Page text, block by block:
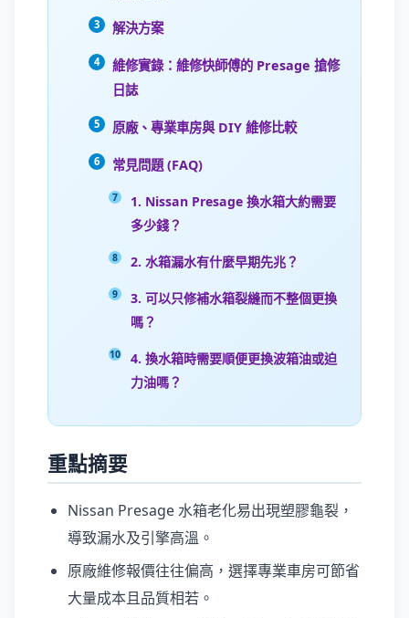
解決方案
維修實錄：維修快師傅的 Presage 搶修
日誌
原廠、專業車房與 DIY 維修比較
常見問題 (FAQ)
1. Nissan Presage 換水箱大約需要
多少錢？
2. 水箱漏水有什麼早期先兆？
3. 可以只修補水箱裂縫而不整個更換
嗎？
4. 換水箱時需要順便更換波箱油或迫
力油嗎？
重點摘要
Nissan Presage 水箱老化易出現塑膠龜裂，
導致漏水及引擎高溫。
原廠維修報價往往偏高，選擇專業車房可節省
大量成本且品質相若。